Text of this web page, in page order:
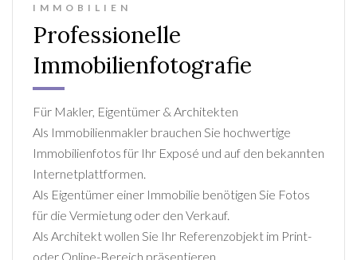
IMMOBILIEN
Professionelle
Immobilienfotografie
Für Makler, Eigentümer & Architekten
Als Immobilienmakler brauchen Sie hochwertige
Immobilienfotos für Ihr Exposé und auf den bekannten
Internetplattformen.
Als Eigentümer einer Immobilie benötigen Sie Fotos
für die Vermietung oder den Verkauf.
Als Architekt wollen Sie Ihr Referenzobjekt im Print-
oder Online-Bereich präsentieren.